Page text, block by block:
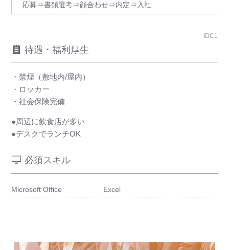
応募⇒書類選考⇒顔合わせ⇒内定⇒入社
IDC1
待遇・福利厚生
・禁煙（敷地内/屋内）
・ロッカー
・社会保険完備
●周辺に飲食店が多い
●デスクでランチOK
必須スキル
Microsoft Office Excel